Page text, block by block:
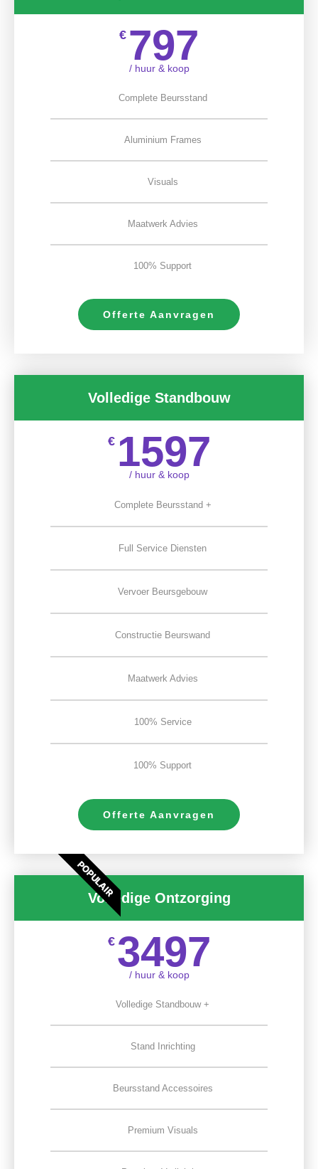
€ 797
/ huur & koop
Complete Beursstand
Aluminium Frames
Visuals
Maatwerk Advies
100% Support
Offerte Aanvragen
Volledige Standbouw
€ 1597
/ huur & koop
Complete Beursstand +
Full Service Diensten
Vervoer Beursgebouw
Constructie Beurswand
Maatwerk Advies
100% Service
100% Support
Offerte Aanvragen
POPULAIR
Volledige Ontzorging
€ 3497
/ huur & koop
Volledige Standbouw +
Stand Inrichting
Beursstand Accessoires
Premium Visuals